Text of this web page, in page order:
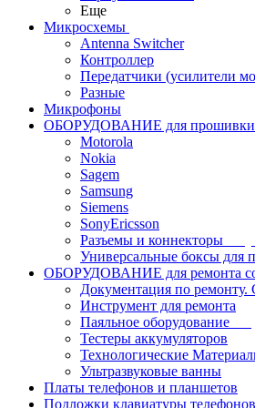
Еще
Микросхемы
Antenna Switcher
Контроллер
Передатчики (усилители
Разные
Микрофоны
ОБОРУДОВАНИЕ для прошивки
Motorola
Nokia
Sagem
Samsung
Siemens
SonyEricsson
Разъемы и коннекторы
Универсальные боксы для
ОБОРУДОВАНИЕ для ремонта
Документация по
Инструмент для ремонта
Паяльное оборудование
Тестеры аккумуляторов
Технологические
Ультразвуковые ванны
Платы телефонов и планшетов
Подложки клавиатуры телефонов